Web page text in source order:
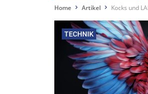
Home Artikel Kocks und
TECHNIK